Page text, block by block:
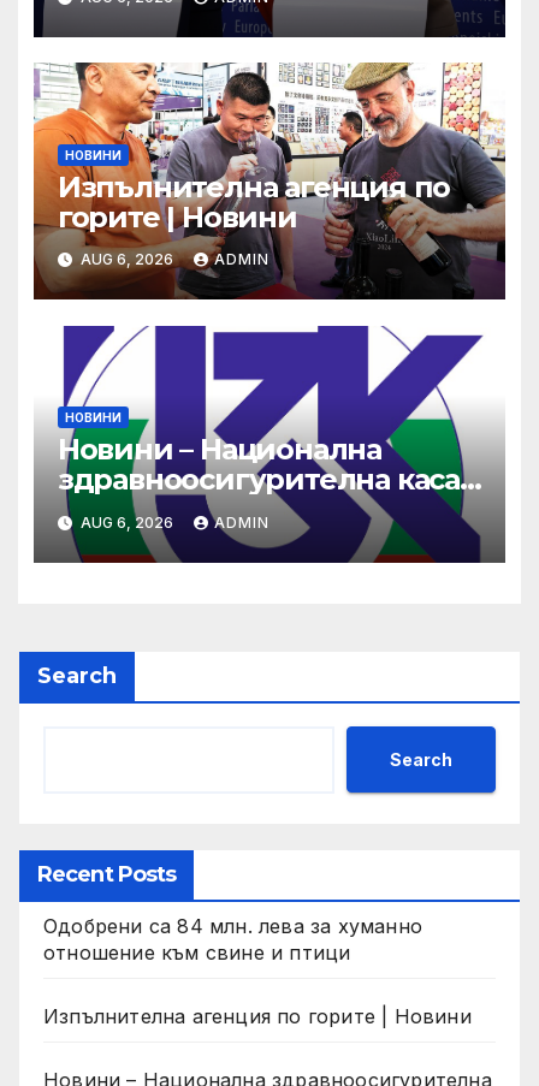
НОВИНИ
Изпълнителна агенция по
горите | Новини
AUG 6, 2026 ADMIN
НОВИНИ
Новини – Национална
здравноосигурителна каса
(НЗОК)
AUG 6, 2026 ADMIN
Search
Search
Recent Posts
Одобрени са 84 млн. лева за хуманно
отношение към свине и птици
Изпълнителна агенция по горите | Новини
Новини – Национална здравноосигурителна